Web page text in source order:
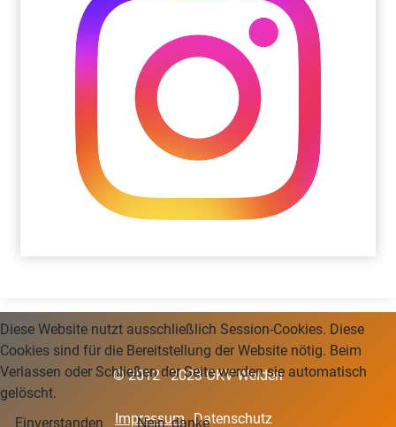
© 2012 - 2023 OKV Weiden
Impressum Datenschutz
Diese Website nutzt ausschließlich Session-Cookies. Diese
Cookies sind für die Bereitstellung der Website nötig. Beim
Verlassen oder Schließen der Seite werden sie automatisch
gelöscht.
Einverstanden
Nein, danke